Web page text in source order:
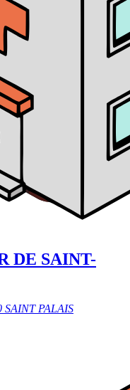
DE SAINT-
SAINT PALAIS